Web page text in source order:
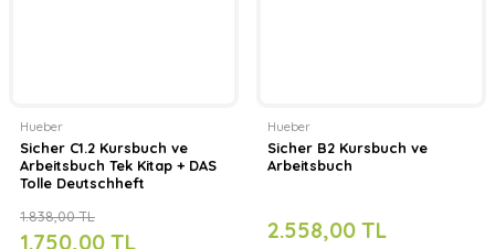
Hueber
Sicher C1.2 Kursbuch ve
Arbeitsbuch Tek Kitap + DAS
Tolle Deutschheft
1.750,00 TL
1.838,00 TL
Hueber
Sicher B2 Kursbuch ve
Arbeitsbuch
2.558,00 TL